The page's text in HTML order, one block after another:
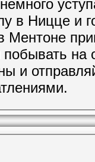
в Ницце и
Ментоне
побывать
и